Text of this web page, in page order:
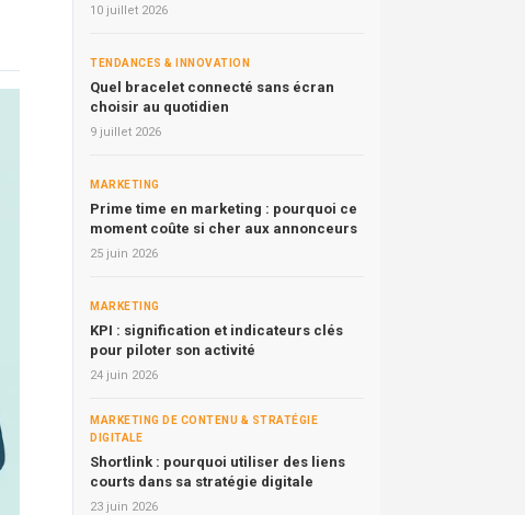
10 juillet 2026
TENDANCES & INNOVATION
Quel bracelet connecté sans écran
choisir au quotidien
9 juillet 2026
MARKETING
Prime time en marketing : pourquoi ce
moment coûte si cher aux annonceurs
25 juin 2026
MARKETING
KPI : signification et indicateurs clés
pour piloter son activité
24 juin 2026
MARKETING DE CONTENU & STRATÉGIE
DIGITALE
Shortlink : pourquoi utiliser des liens
courts dans sa stratégie digitale
23 juin 2026